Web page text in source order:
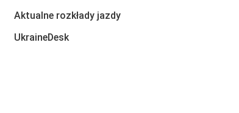
Aktualne rozkłady jazdy
UkraineDesk